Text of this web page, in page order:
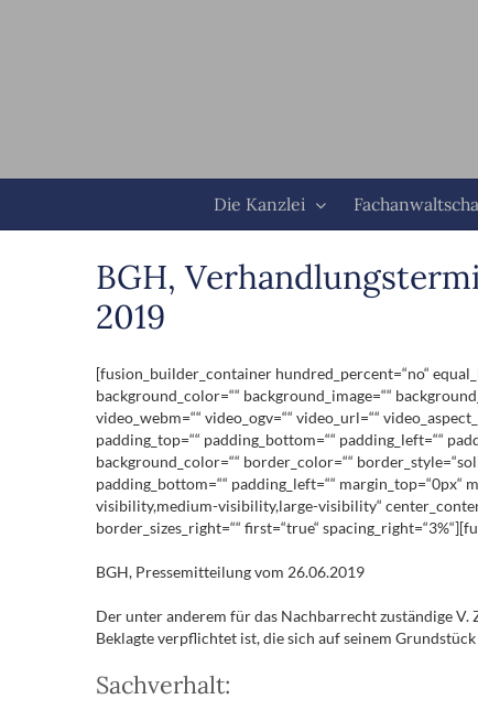
Die Kanzlei
BGH,
2019
[fusion_builder_container hundred_percent=“no“
background_color=““ background_image=““
video_webm=““ video_ogv=““ video_url=““
padding_top=““ padding_bottom=““ padding_left=““
background_color=““ border_color=““
padding_bottom=““ padding_left=““ margin_top=“0px“
visibility,medium-visibility,large-visibility“
border_sizes_right=““ first=“true“
BGH, Pressemitteilung vom 26.06.2019
Der unter anderem für das Nachbarrecht zuständige
Beklagte verpflichtet ist, die sich auf seinem
Sachverhalt: